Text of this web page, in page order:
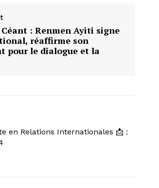
: Renmen Ayiti signe
réaffirme son
pour le dialogue et la
en Relations Internationales 📩 :